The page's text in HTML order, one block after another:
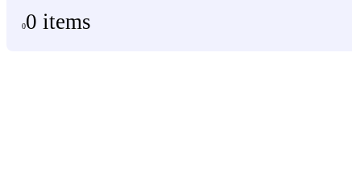
00 items